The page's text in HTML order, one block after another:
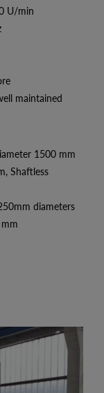
min
1500 mm
diameters